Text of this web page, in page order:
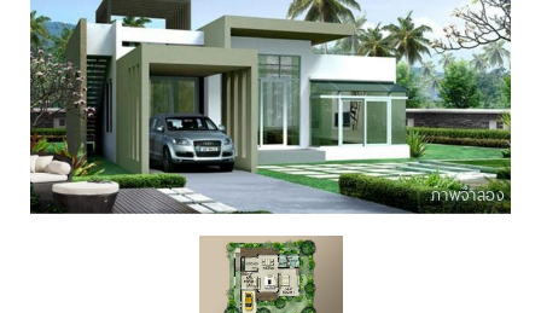
ภาพจำลอง